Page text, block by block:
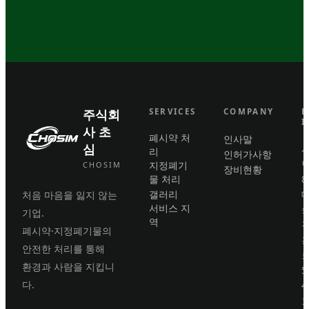
주식회
사 초
심
CHOSIM
처음 마음을 잃지 않는
기업.
폐시약·지정폐기물의
안전한 처리를 통해
환경과 사람을 지킵니
다.
SERVICES
폐시약 처
리
지정폐기
물 처리
갤러리
서비스 지
역
COMPANY
인사말
인허가사항
장비현황